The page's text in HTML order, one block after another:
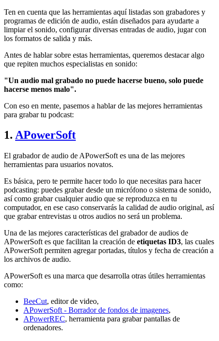
Ten en cuenta que las herramientas aquí listadas son grabadores y
programas de edición de audio, están diseñados para ayudarte a
limpiar el sonido, configurar diversas entradas de audio, jugar con
los formatos de salida y más.
Antes de hablar sobre estas herramientas, queremos destacar algo
que repiten muchos especialistas en sonido:
"Un audio mal grabado no puede hacerse bueno, solo puede
hacerse menos malo".
Con eso en mente, pasemos a hablar de las mejores herramientas
para grabar tu podcast:
1. APowerSoft
El grabador de audio de APowerSoft es una de las mejores
herramientas para usuarios novatos.
Es básica, pero te permite hacer todo lo que necesitas para hacer
podcasting: puedes grabar desde un micrófono o sistema de sonido,
así como grabar cualquier audio que se reproduzca en tu
computador, en ese caso conservarás la calidad de audio original, así
que grabar entrevistas u otros audios no será un problema.
Una de las mejores características del grabador de audios de
APowerSoft es que facilitan la creación de etiquetas ID3, las cuales
APowerSoft permiten agregar portadas, títulos y fecha de creación a
los archivos de audio.
APowerSoft es una marca que desarrolla otras útiles herramientas
como:
BeeCut, editor de video,
APowerSoft - Borrador de fondos de imagenes,
APowerREC, herramienta para grabar pantallas de
ordenadores.